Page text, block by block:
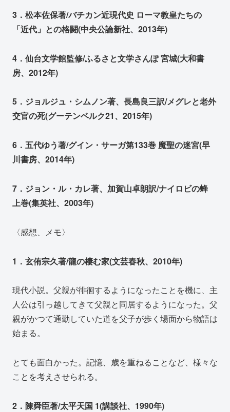
3．松本佐保著/バチカン近現代史 ローマ教皇たちの
「近代」との格闘(中央公論新社、2013年)
4．仙台文学館監修/ふるさと文学さんぽ 宮城(大和書
房、2012年)
5．ジョルジュ・シムノン著、長島良三訳/メグレと老外
交官の死(グーテンベルク21、2015年)
6．五代ゆう著/グイン・サーガ第133巻 魔聖の迷宮(早
川書房、2014年)
7．ジョン・ル・カレ著、加賀山卓朗訳/ナイロビの蜂
上巻(集英社、2003年)
〈感想、メモ〉
1．玄侑宗久著/龍の棲む家(文芸春秋、2010年)
現代小説。父親が徘徊するようになったことを機に、主
人公は引っ越してきて父親と同居するようになった。父
親がかつて通勤していた道を父子が歩く場面から物語は
始まる。
とても面白かった。記憶、歳を重ねることなど、様々な
ことを考えさせられる。
2．陳舜臣著/太平天国 1(講談社、1990年)